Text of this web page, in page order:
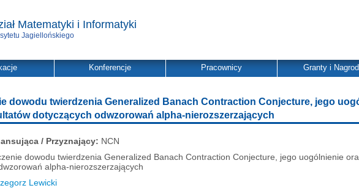
Matematyki i Informatyki
Jagiellońskiego
Konferencje Pracownicy Granty i
dowodu twierdzenia Generalized Banach Contraction Conjecture, jego
dotyczących odwzorowań alpha-nierozszerzających
/ Przyznający: NCN
dowodu twierdzenia Generalized Banach Contraction Conjecture, jego uogólnienie
alpha-nierozszerzających
Lewicki